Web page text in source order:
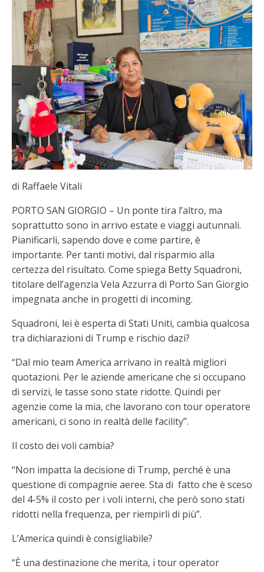
di Raffaele Vitali
PORTO SAN GIORGIO – Un ponte tira l’altro, ma
soprattutto sono in arrivo estate e viaggi autunnali.
Pianificarli, sapendo dove e come partire, è
importante. Per tanti motivi, dal risparmio alla
certezza del risultato. Come spiega Betty Squadroni,
titolare dell’agenzia Vela Azzurra di Porto San Giorgio
impegnata anche in progetti di incoming.
Squadroni, lei è esperta di Stati Uniti, cambia qualcosa
tra dichiarazioni di Trump e rischio dazi?
“Dal mio team America arrivano in realtà migliori
quotazioni. Per le aziende americane che si occupano
di servizi, le tasse sono state ridotte. Quindi per
agenzie come la mia, che lavorano con tour operatore
americani, ci sono in realtà delle facility”.
Il costo dei voli cambia?
“Non impatta la decisione di Trump, perché è una
questione di compagnie aeree. Sta di fatto che è sceso
del 4-5% il costo per i voli interni, che però sono stati
ridotti nella frequenza, per riempirli di più”.
L’America quindi è consigliabile?
“È una destinazione che merita, i tour operator